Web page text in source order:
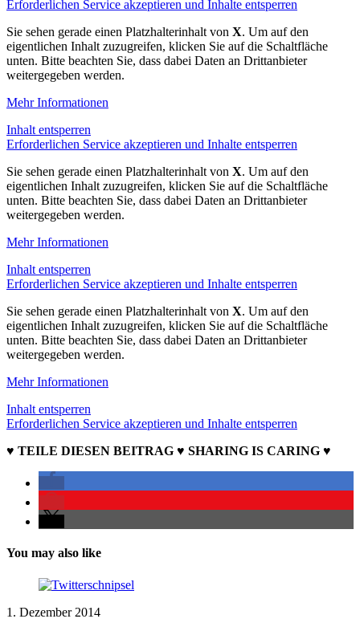
Erforderlichen Service akzeptieren und Inhalte entsperren
Sie sehen gerade einen Platzhalterinhalt von X. Um auf den
eigentlichen Inhalt zuzugreifen, klicken Sie auf die Schaltfläche
unten. Bitte beachten Sie, dass dabei Daten an Drittanbieter
weitergegeben werden.
Mehr Informationen
Inhalt entsperren
Erforderlichen Service akzeptieren und Inhalte entsperren
Sie sehen gerade einen Platzhalterinhalt von X. Um auf den
eigentlichen Inhalt zuzugreifen, klicken Sie auf die Schaltfläche
unten. Bitte beachten Sie, dass dabei Daten an Drittanbieter
weitergegeben werden.
Mehr Informationen
Inhalt entsperren
Erforderlichen Service akzeptieren und Inhalte entsperren
Sie sehen gerade einen Platzhalterinhalt von X. Um auf den
eigentlichen Inhalt zuzugreifen, klicken Sie auf die Schaltfläche
unten. Bitte beachten Sie, dass dabei Daten an Drittanbieter
weitergegeben werden.
Mehr Informationen
Inhalt entsperren
Erforderlichen Service akzeptieren und Inhalte entsperren
♥ TEILE DIESEN BEITRAG ♥ SHARING IS CARING ♥
You may also like
1. Dezember 2014